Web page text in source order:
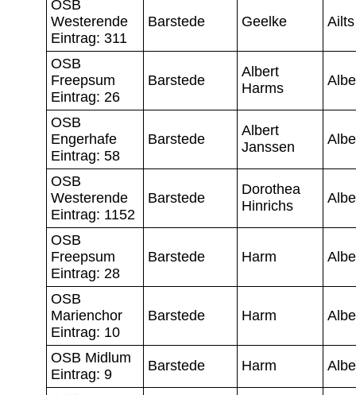
OSB
Westerende
Eintrag: 311
Barstede Geelke Ailts
OSB
Freepsum
Eintrag: 26
Barstede
Albert
Harms
OSB
Engerhafe
Eintrag: 58
Barstede
Albert
Janssen
OSB
Westerende
Eintrag: 1152
Barstede
Dorothea
Hinrichs
OSB
Freepsum
Eintrag: 28
Barstede Harm
OSB
Marienchor
Eintrag: 10
Barstede Harm
OSB Midlum
Eintrag: 9
Barstede Harm